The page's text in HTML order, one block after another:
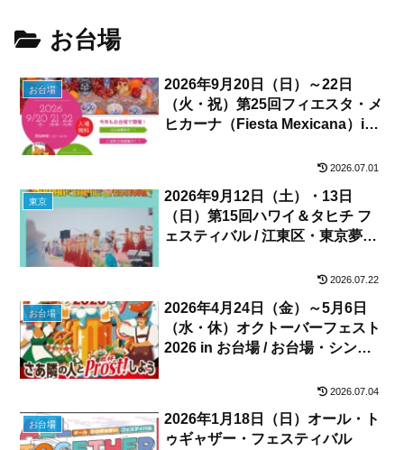
お台場
お台場
2026年9月20日（日）～22日
（火・祝）第25回フィエスタ・メ
ヒカーナ（Fiesta Mexicana）in
ストプロムナード お台場デッキ
2026.07.01
東京
2026年9月12日（土）・13日
（日）第15回ハワイ＆タヒチ フ
ェスティバル / 江東区・東京夢の
2026.07.22
お台場
2026年4月24日（金）～5月6日
（水・休）オクトーバーフェスト
2026 in お台場 / お台場・シンボ
2026.07.04
お台場
2026年1月18日（日）オール・ト
ゥギャザー・フェスティバル